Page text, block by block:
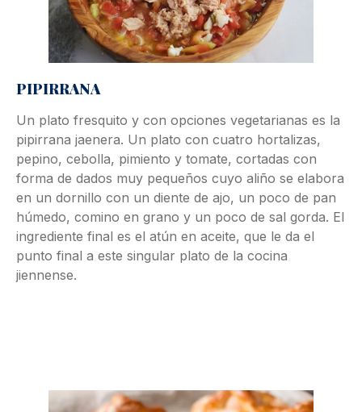
PIPIRRANA
Un plato fresquito y con opciones vegetarianas es la
pipirrana jaenera. Un plato con cuatro hortalizas,
pepino, cebolla, pimiento y tomate, cortadas con
forma de dados muy pequeños cuyo aliño se elabora
en un dornillo con un diente de ajo, un poco de pan
húmedo, comino en grano y un poco de sal gorda. El
ingrediente final es el atún en aceite, que le da el
punto final a este singular plato de la cocina
jiennense.